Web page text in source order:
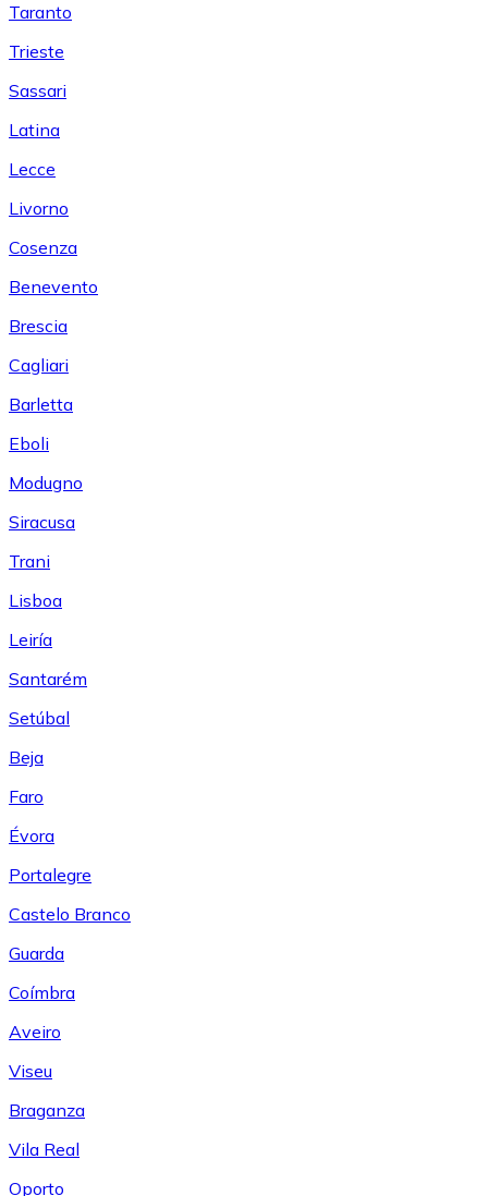
Taranto
Trieste
Sassari
Latina
Lecce
Livorno
Cosenza
Benevento
Brescia
Cagliari
Barletta
Eboli
Modugno
Siracusa
Trani
Lisboa
Leiría
Santarém
Setúbal
Beja
Faro
Évora
Portalegre
Castelo Branco
Guarda
Coímbra
Aveiro
Viseu
Braganza
Vila Real
Oporto